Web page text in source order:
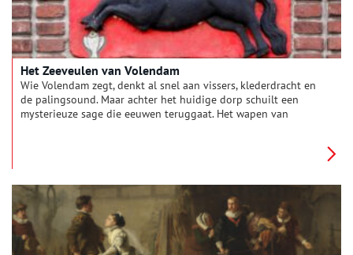
Het Zeeveulen van Volendam
Wie Volendam zegt, denkt al snel aan vissers, klederdracht en
de palingsound. Maar achter het huidige dorp schuilt een
mysterieuze sage die eeuwen teruggaat. Het wapen van
vissersdorp?